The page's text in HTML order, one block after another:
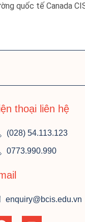
quốc tế Canada
thoại liên hệ
(028) 54.113.123
0773.990.990
enquiry@bcis.edu.vn